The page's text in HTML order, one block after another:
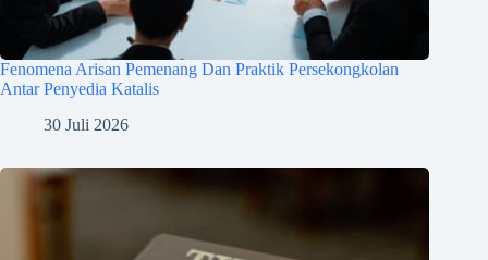
Fenomena Arisan Pemenang Dan Praktik Persekongkolan
Antar Penyedia Katalis
30 Juli 2026